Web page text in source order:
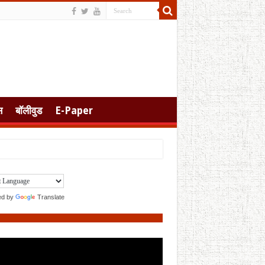
बॉलीवुड E-Paper
by Translate